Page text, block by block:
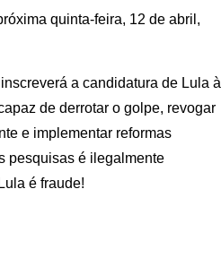
quinta-feira, 12 de abril,
a candidatura de Lula à
de derrotar o golpe, revogar
e implementar reformas
pesquisas é ilegalmente
é fraude!